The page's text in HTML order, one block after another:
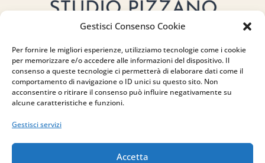
Gestisci Consenso Cookie
Per fornire le migliori esperienze, utilizziamo tecnologie come i cookie
per memorizzare e/o accedere alle informazioni del dispositivo. Il
consenso a queste tecnologie ci permetterà di elaborare dati come il
comportamento di navigazione o ID unici su questo sito. Non
acconsentire o ritirare il consenso può influire negativamente su
alcune caratteristiche e funzioni.
Gestisci servizi
Accetta
Indirizzo
via Sant’Alessio, 5